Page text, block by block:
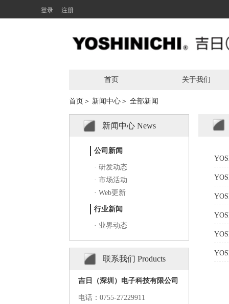
登录 注册
首页 关于我们
首页＞ 新闻中心＞ 全部新闻
新闻中心 News
公司新闻
· 研发动态
· 市场活动
· Web更新
行业新闻
· 业界动态
联系我们 Products
吉日（深圳）电子科技有限公司
电话： 0755-27229911